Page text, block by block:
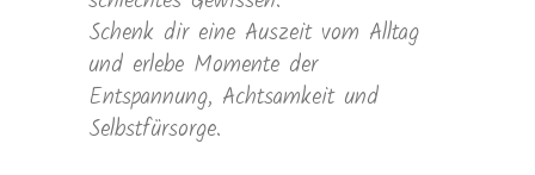
Schenk dir eine Auszeit vom Alltag
und erlebe Momente der
Entspannung, Achtsamkeit und
Selbstfürsorge.